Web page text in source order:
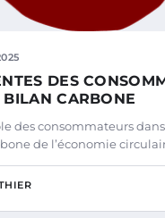
DES
BILAN CARBONE
des consommateurs
de l’économie